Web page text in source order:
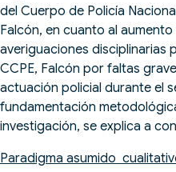
del Cuerpo de Policía
Falcón, en cuanto al
averiguaciones disciplinarias
CCPE, Falcón por faltas
actuación policial durante el
fundamentación
investigación, se explica a
Paradigma asumido